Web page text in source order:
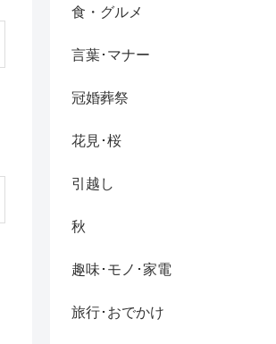
食・グルメ
言葉･マナー
冠婚葬祭
花見･桜
引越し
秋
趣味･モノ･家電
旅行･おでかけ